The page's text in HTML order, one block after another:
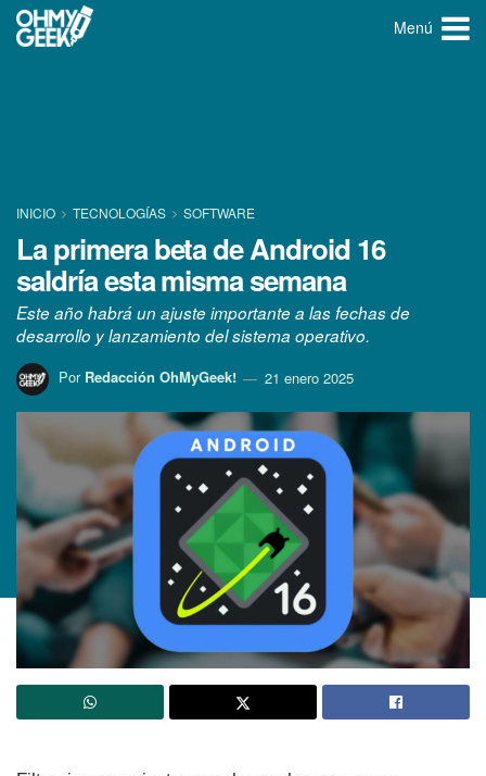
Menú
INICIO TECNOLOGÍ­AS SOFTWARE
La primera beta de Android 16
saldría esta misma semana
Este año habrá un ajuste importante a las fechas de
desarrollo y lanzamiento del sistema operativo.
Por Redacción OhMyGeek! 21 enero 2025